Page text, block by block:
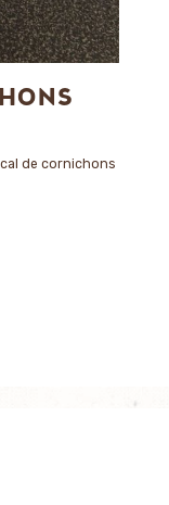
de cornichons